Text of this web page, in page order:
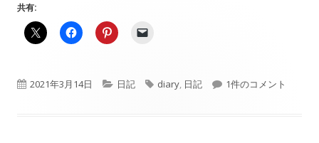
共有:
公
2021年3月14日
カ
日記
タ
diary 日記 【寝るまえ○行日記】
1件のコメント